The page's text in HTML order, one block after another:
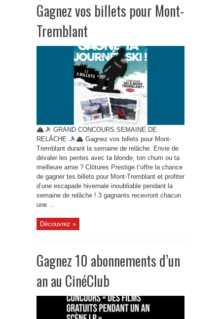
Gagnez vos billets pour Mont-
Tremblant
GRAND CONCOURS SEMAINE DE
RELÂCHE
Gagnez vos billets pour Mont-
Tremblant durant la semaine de relâche. Envie de
dévaler les pentes avec ta blonde, ton chum ou ta
meilleure amie ? Clôtures Prestige t’offre la chance
de gagner tes billets pour Mont-Tremblant et profiter
d’une escapade hivernale inoubliable pendant la
semaine de relâche ! 3 gagnants recevront chacun
une ...
Découvrez »
Gagnez 10 abonnements d’un
an au CinéClub